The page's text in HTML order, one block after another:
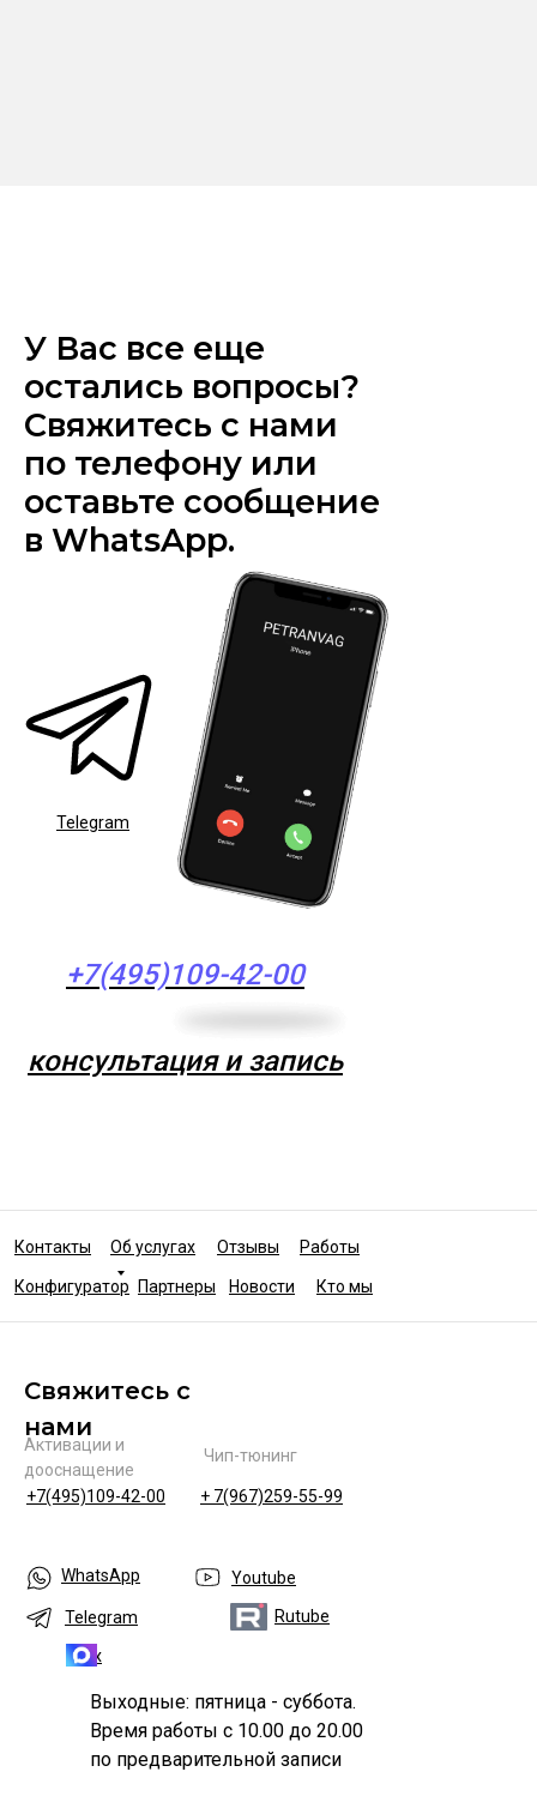
У Вас все еще
остались вопросы?
Свяжитесь с нами
по телефону или
оставьте сообщение
в WhatsApp.
Кто мы
Конфигуратор
Отзывы
Telegram
Об услугах
+7(495)109-42-00
консультация и запись
Работы
Партнеры Новости
Контакты
Чип-тюнинг
+ 7(967)259-55-99
Активации и
дооснащение
Свяжитесь с
нами
WhatsApp
Telegram
Max
+7(495)109-42-00
Youtube
Rutube
Выходные: пятница - суббота.
Время работы с 10.00 до 20.00
по предварительной записи